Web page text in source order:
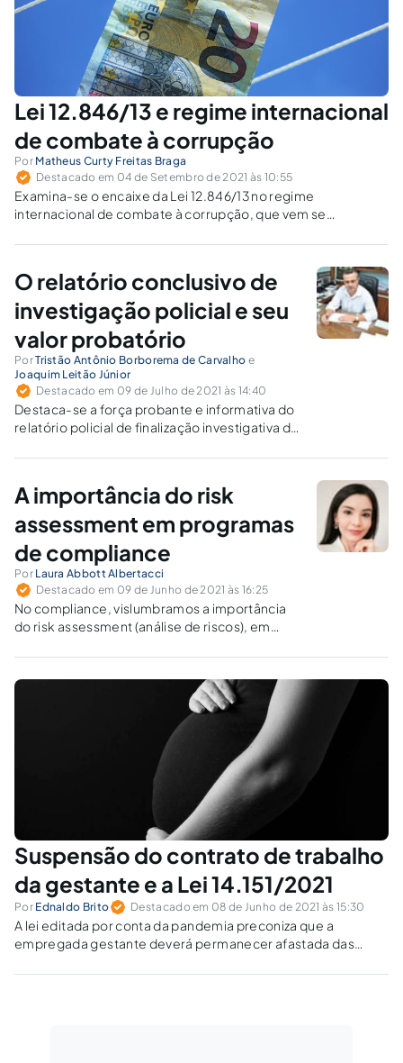
Lei 12.846/13 e regime internacional
de combate à corrupção
Por Matheus Curty Freitas Braga
Destacado em 04 de Setembro de 2021 às 10:55
Examina-se o encaixe da Lei 12.846/13 no regime
internacional de combate à corrupção, que vem se
corrupção da ONU, OCDE e OEA.
O relatório conclusivo de
investigação policial e seu
valor probatório
PorTristão Antônio Borborema de Carvalho e
Joaquim Leitão Júnior
Destacado em 09 de Julho de 2021 às 14:40
Destaca-se a força probante e informativa do
relatório policial de finalização investigativa da
apuratórios de ato infracional, com as
A importância do risk
assessment em programas
de compliance
Por Laura Abbott Albertacci
Destacado em 09 de Junho de 2021 às 16:25
No compliance, vislumbramos a importância
do risk assessment (análise de riscos), em
Anticorrupcao (Lei nº 12.846/13) que motivou a
adoção de novas políticas e o
aperfeiçoamento dos mecanismos já
Suspensão do contrato de trabalho
da gestante e a Lei 14.151/2021
Por Ednaldo Brito Destacado em 08 de Junho de 2021 às 15:30
A lei editada por conta da pandemia preconiza que a
empregada gestante deverá permanecer afastada das
remuneração. Quando não é possível trabalhar à distância,